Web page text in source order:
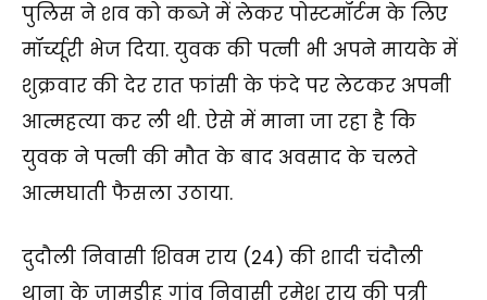
पुलिस ने शव को कब्जे में लेकर पोस्टमॉर्टम के लिए
मॉर्च्यूरी भेज दिया. युवक की पत्नी भी अपने मायके में
शुक्रवार की देर रात फांसी के फंदे पर लेटकर अपनी
आत्महत्या कर ली थी. ऐसे में माना जा रहा है कि
युवक ने पत्नी की मौत के बाद अवसाद के चलते
आत्मघाती फैसला उठाया.
दुदौली निवासी शिवम राय (24) की शादी चंदौली
थाना के जामडीह गांव निवासी रमेश राय की पुत्री